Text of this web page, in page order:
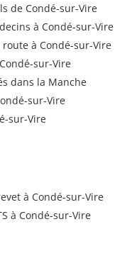
de Condé-sur-Vire
à Condé-sur-Vire
à Condé-sur-Vire
sur-Vire
dans la Manche
sur-Vire
sur-Vire
à Condé-sur-Vire
à Condé-sur-Vire